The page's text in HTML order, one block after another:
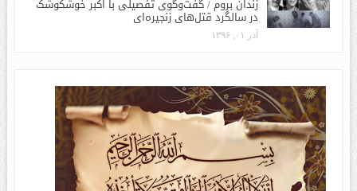
زندان بروم / گفت‌وگوی تفصیلی با اکبر خوشکوشک
در سالگرد قتل‌های زنجیره‌ای
آذر ۰۱, ۱۳۹۶